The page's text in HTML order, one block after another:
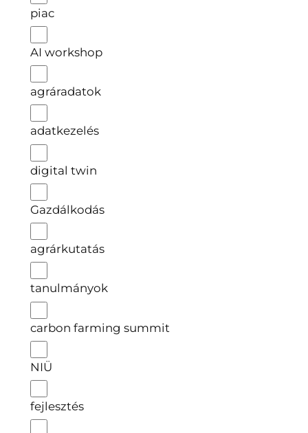
piac
AI workshop
agráradatok
adatkezelés
digital twin
Gazdálkodás
agrárkutatás
tanulmányok
carbon farming summit
NIÜ
fejlesztés